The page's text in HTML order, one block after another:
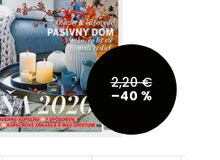
2,20 €
–40 %